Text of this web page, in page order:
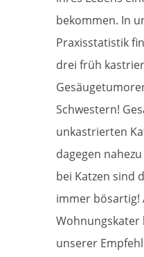
bekommen. In
Praxisstatistik
drei früh
Schwestern!
unkastrierten
dagegen
bei Katzen sind
immer bösartig!
unserer